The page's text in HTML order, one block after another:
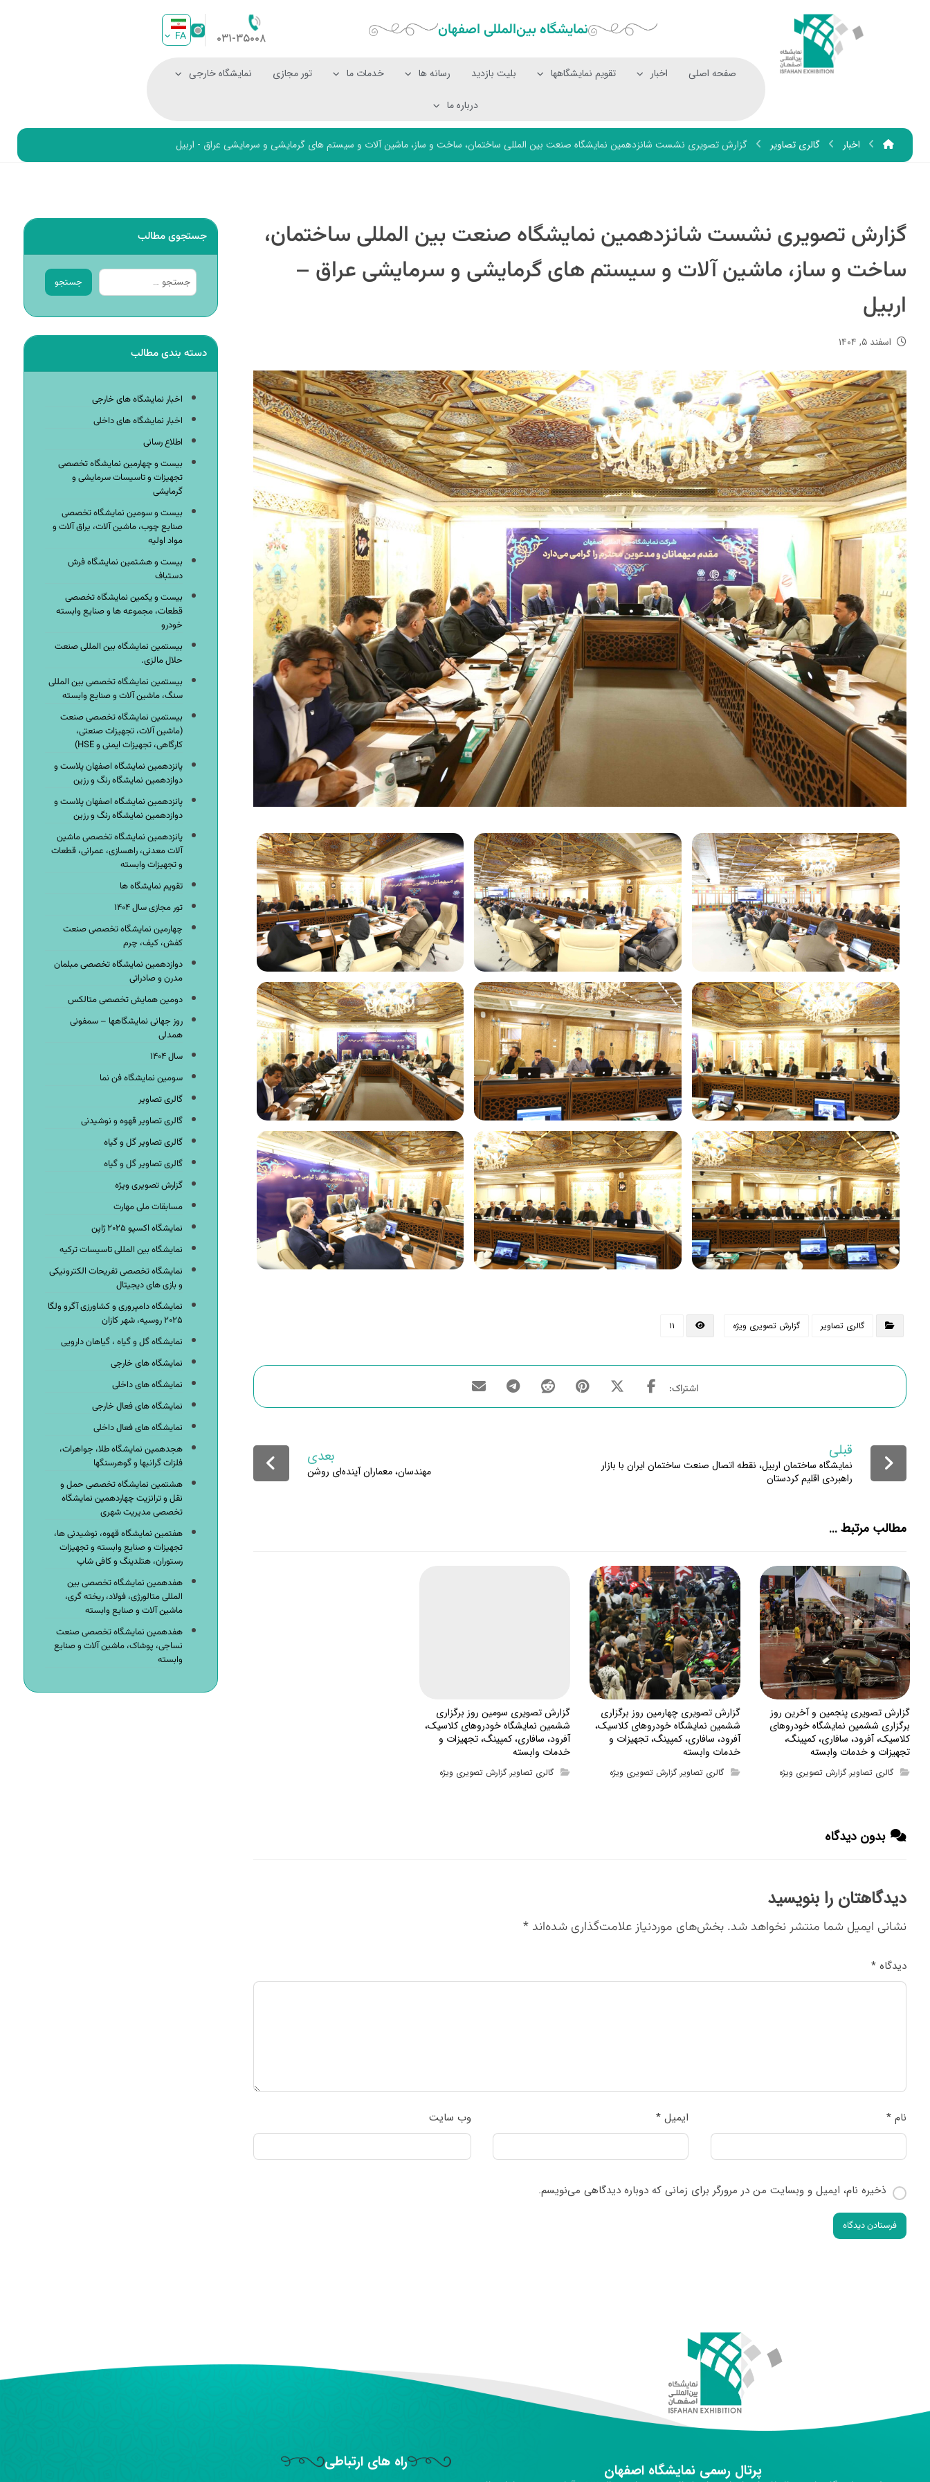
نمایشگاه بین‌المللی‌ اصفهان ۰۳۱-۳۵۰۰۸ FA
صفحه اصلی اخبار تقویم نمایشگاهها بلیت بازدید رسانه ها خدمات ما تور مجازی نمایشگاه خارجی
درباره ما
اخبار گالری تصاویر گزارش تصویری نشست شانزدهمین نمایشگاه صنعت بین المللی ساختمان، ساخت و ساز، ماشین آلات و سیستم های گرمایشی و سرمایشی عراق - اربیل
گزارش تصویری نشست شانزدهمین نمایشگاه صنعت بین المللی ساختمان،
ساخت و ساز، ماشین آلات و سیستم های گرمایشی و سرمایشی عراق –
اربیل
اسفند ۵, ۱۴۰۴
گالری تصاویر گزارش تصویری ویژه ۱۱
قبلی
نمایشگاه ساختمان اربیل، نقطه اتصال صنعت ساختمان ایران با بازار
راهبردی اقلیم کردستان
بعدی
مهندسان، معماران آینده‌ای روشن
مطالب مرتبط ...
گزارش تصویری پنجمین و آخرین روز
برگزاری ششمین نمایشگاه خودروهای
کلاسیک، آفرود، سافاری، کمپینگ،
تجهیزات و خدمات وابسته
گالری تصاویر,گزارش تصویری ویژه
گزارش تصویری چهارمین روز برگزاری
ششمین نمایشگاه خودروهای کلاسیک،
آفرود، سافاری، کمپینگ، تجهیزات و
خدمات وابسته
گالری تصاویر,گزارش تصویری ویژه
گزارش تصویری سومین روز برگزاری
ششمین نمایشگاه خودروهای کلاسیک،
آفرود، سافاری، کمپینگ، تجهیزات و
خدمات وابسته
گالری تصاویر,گزارش تصویری ویژه
بدون دیدگاه
دیدگاهتان را بنویسید
نشانی ایمیل شما منتشر نخواهد شد. بخش‌های موردنیاز علامت‌گذاری شده‌اند *
دیدگاه *
نام * ایمیل * وب‌ سایت
ذخیره نام، ایمیل و وبسایت من در مرورگر برای زمانی که دوباره دیدگاهی می‌نویسم.
فرستادن دیدگاه
جستجوی مطالب
جستجو
دسته بندی مطالب
اخبار نمایشگاه های خارجی
اخبار نمایشگاه های داخلی
اطلاع رسانی
بیست و چهارمین نمایشگاه تخصصی
تجهیزات و تاسیسات سرمایشی و
گرمایشی
بیست و سومین نمایشگاه تخصصی
صنایع چوب، ماشین آلات، یراق آلات و
مواد اولیه
بیست و هشتمین نمایشگاه فرش
دستباف
بیست و یکمین نمایشگاه تخصصی
قطعات، مجموعه ها و صنایع وابسته
خودرو
بیستمین نمایشگاه بین المللی صنعت
حلال مالزی.
بیستمین نمایشگاه تخصصی بین المللی
سنگ، ماشین آلات و صنایع وابسته
بیستمین نمایشگاه تخصصی صنعت
(ماشین آلات، تجهیزات صنعتی،
کارگاهی، تجهیزات ایمنی و HSE)
پانزدهمین نمایشگاه اصفهان پلاست و
دوازدهمین نمایشگاه رنگ و رزین
پانزدهمین نمایشگاه اصفهان پلاست و
دوازدهمین نمایشگاه رنگ و رزین
پانزدهمین نمایشگاه تخصصی ماشین
آلات معدنی، راهسازی، عمرانی، قطعات
و تجهیزات وابسته
تقویم نمایشگاه ها
تور مجازی سال ۱۴۰۴
چهارمین نمایشگاه تخصصی صنعت
کفش، کیف، چرم
دوازدهمین نمایشگاه تخصصی مبلمان
مدرن و صادراتی
دومین همایش تخصصی متالکس
روز جهانی نمایشگاهها – سمفونی
همدلی
سال ۱۴۰۴
سومین نمایشگاه فن نما
گالری تصاویر
گالری تصاویر قهوه و نوشیدنی
گالری تصاویر گل و گیاه
گالری تصاویر گل و گیاه
گزارش تصویری ویژه
مسابقات ملی مهارت
نمایشگاه اکسپو ۲۰۲۵ ژاپن
نمایشگاه بین المللی تاسیسات ترکیه
نمایشگاه تخصصی تفریحات الکترونیکی
و بازی های دیجیتال
نمایشگاه دامپروری و کشاورزی آگرو ولگا
۲۰۲۵ روسیه، شهر کازان
نمایشگاه گل و گیاه ، گیاهان دارویی
نمایشگاه های خارجی
نمایشگاه های داخلی
نمایشگاه های فعال خارجی
نمایشگاه های فعال داخلی
هجدهمین نمایشگاه طلا، جواهرات،
فلزات گرانبها و گوهرسنگها
هشتمین نمایشگاه تخصصی حمل و
نقل و ترانزیت چهاردهمین نمایشگاه
تخصصی مدیریت شهری
هفتمین نمایشگاه قهوه، نوشیدنی ها،
تجهیزات و صنایع وابسته و تجهیزات
رستوران، هتلدینگ و کافی شاپ
هفدهمین نمایشگاه تخصصی بین
المللی متالورژی، فولاد، ریخته گری،
ماشین آلات و صنایع وابسته
هفدهمین نمایشگاه تخصصی صنعت
نساجی، پوشاک، ماشین آلات و صنایع
وابسته
پرتال رسمی نمایشگاه اصفهان راه های ارتباطی